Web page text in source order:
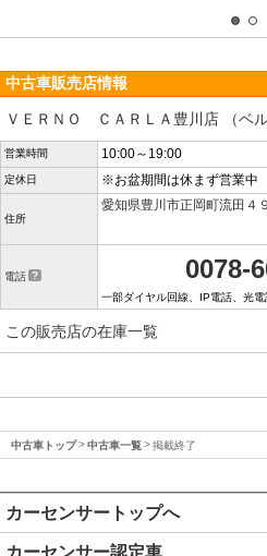
中古車販売店情報
ＶＥＲＮＯ ＣＡＲＬＡ豊川店 （ベル
営業時間 10:00～19:00
定休日 ※お盆期間は休まず営業
住所
愛知県豊川市正岡町流田４
電話 0078-
一部ダイヤル回線、IP電話、光
この販売店の在庫一覧
中古車トップ 中古車一覧 掲載終了
カーセンサートップへ
カーセンサー認定車